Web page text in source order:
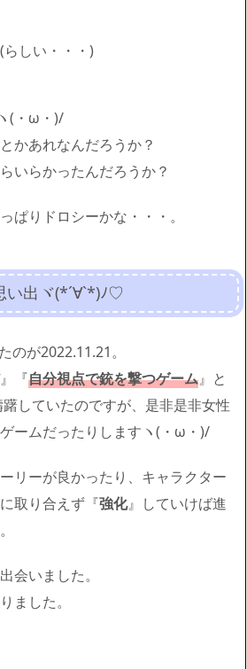
しい・・・)
(・ω・)/
かあれなんだろうか？
いらかったんだろうか？
ぱりドロシーかな・・・。
い出ヾ(*´∀`*)ﾉ♡
のが2022.11.21。
』『自分視点で銃を撃つゲーム』と
していたのですが、是非是非女性
ームだったりしますヽ(・ω・)/
リーが良かったり、キャラクター
取り合えず『強化』していけば進
会いました。
ました。